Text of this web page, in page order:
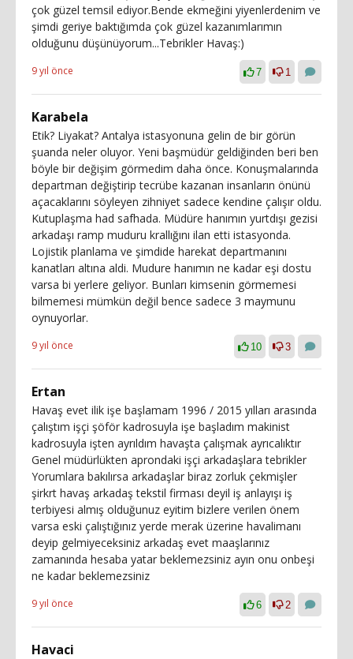
çok güzel temsil ediyor.Bende ekmeğini yiyenlerdenim ve
şimdi geriye baktığımda çok güzel kazanımlarımın
olduğunu düşünüyorum...Tebrikler Havaş:)
9 yıl önce 7 1
Karabela
Etik? Liyakat? Antalya istasyonuna gelin de bir görün
şuanda neler oluyor. Yeni başmüdür geldiğinden beri ben
böyle bir değişim görmedim daha önce. Konuşmalarında
departman değiştirip tecrübe kazanan insanların önünü
açacaklarını söyleyen zihniyet sadece kendine çalışır oldu.
Kutuplaşma had safhada. Müdüre hanımın yurtdışı gezisi
arkadaşı ramp muduru krallığını ilan etti istasyonda.
Lojistik planlama ve şimdide harekat departmanını
kanatları altına aldi. Mudure hanımın ne kadar eşi dostu
varsa bi yerlere geliyor. Bunları kimsenin görmemesi
bilmemesi mümkün değil bence sadece 3 maymunu
oynuyorlar.
9 yıl önce 10 3
Ertan
Havaş evet ilik işe başlamam 1996 / 2015 yılları arasında
çalıştım işçi şöför kadrosuyla işe başladım makinist
kadrosuyla işten ayrıldım havaşta çalışmak ayrıcalıktır
Genel müdürlükten aprondaki işçi arkadaşlara tebrikler
Yorumlara bakılırsa arkadaşlar biraz zorluk çekmişler
şirkrt havaş arkadaş tekstil firması deyil iş anlayışı iş
terbiyesi almış olduğunuz eyitim bizlere verilen önem
varsa eski çalıştığınız yerde merak üzerine havalimanı
deyip gelmiyeceksiniz arkadaş evet maaşlarınız
zamanında hesaba yatar beklemezsiniz ayın onu onbeşi
ne kadar beklemezsiniz
9 yıl önce 6 2
Havaci